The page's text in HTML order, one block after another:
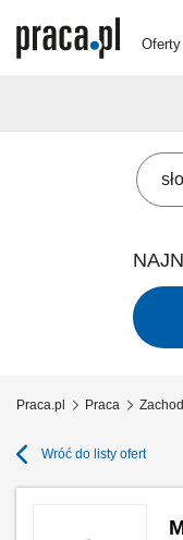
Praca.pl Praca
Wróć do listy ofert